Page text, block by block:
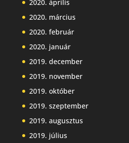
2020. április
2020. március
2020. február
2020. január
2019. december
2019. november
2019. október
2019. szeptember
2019. augusztus
2019. július